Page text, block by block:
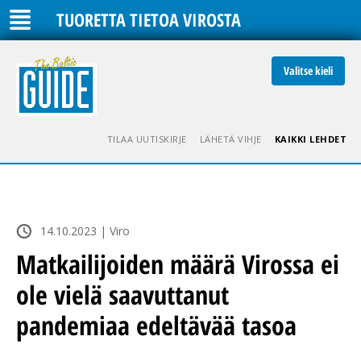
TUORETTA TIETOA VIROSTA
Valitse kieli
TILAA UUTISKIRJE LÄHETÄ VIHJE KAIKKI LEHDET
14.10.2023 | Viro
Matkailijoiden määrä Virossa ei
ole vielä saavuttanut
pandemiaa edeltävää tasoa